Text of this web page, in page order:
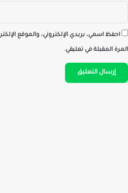
احفظ اسمي، بريدي الإلكتروني، والموقع
المرة المقبلة في تعليقي.